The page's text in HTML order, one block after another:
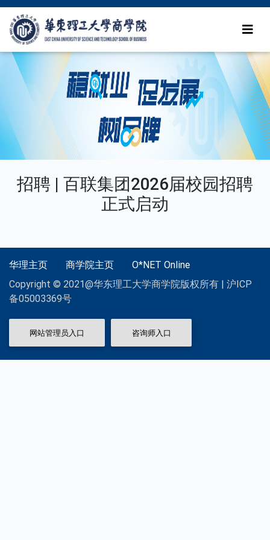
招聘 | 百联集团2026届校园招聘
正式启动
华理主页 商学院主页
O*NET Online
Copyright © 2021@华东理工大学商学院版权所有 | 沪ICP
备05003369号
网站管理员入口 咨询师入口